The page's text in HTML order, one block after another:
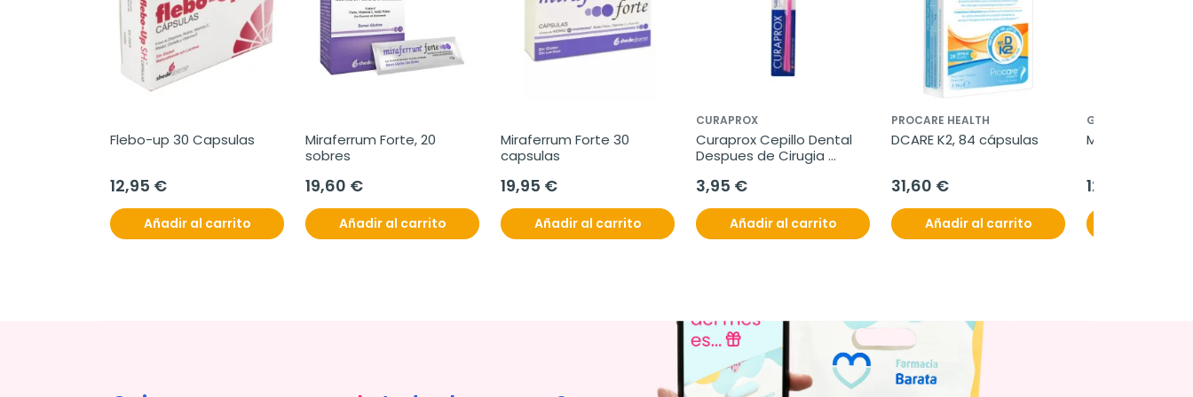
Flebo-up 30 Capsulas
12,95 €
Añadir al carrito
Miraferrum Forte, 20
sobres
19,60 €
Añadir al carrito
Miraferrum Forte 30
capsulas
19,95 €
Añadir al carrito
CURAPROX
Curaprox Cepillo Dental
Despues de Cirugia
3,95 €
Añadir al carrito
PROCARE HEALTH
DCARE K2, 84 cápsulas
31,60 €
Añadir al carrito
GYNEA
Melagyn gel,
12,95 €